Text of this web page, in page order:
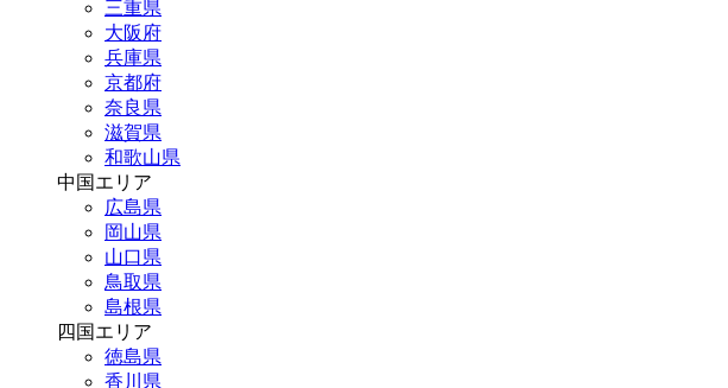
三重県
大阪府
兵庫県
京都府
奈良県
滋賀県
和歌山県
中国エリア
広島県
岡山県
山口県
鳥取県
島根県
四国エリア
徳島県
香川県